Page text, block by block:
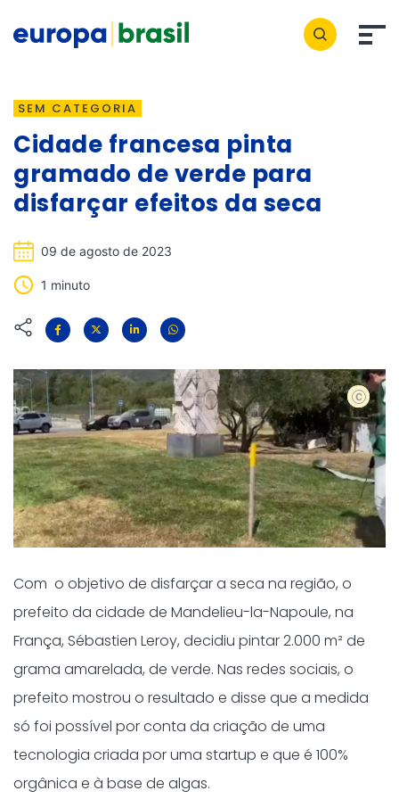
SEM CATEGORIA
Cidade francesa pinta
gramado de verde para
disfarçar efeitos da seca
09 de agosto de 2023
1 minuto
Redes
Com o objetivo de disfarçar a seca na região, o
prefeito da cidade de Mandelieu-la-Napoule, na
França, Sébastien Leroy, decidiu pintar 2.000 m² de
grama amarelada, de verde. Nas redes sociais, o
prefeito mostrou o resultado e disse que a medida
só foi possível por conta da criação de uma
tecnologia criada por uma startup e que é 100%
orgânica e à base de algas.